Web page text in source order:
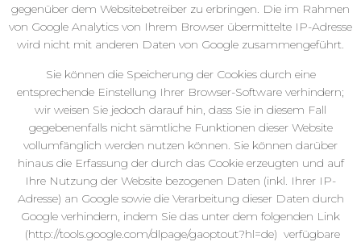
gegenüber dem Websitebetreiber zu erbringen. Die im Rahmen
von Google Analytics von Ihrem Browser übermittelte IP-Adresse
wird nicht mit anderen Daten von Google zusammengeführt.
Sie können die Speicherung der Cookies durch eine
entsprechende Einstellung Ihrer Browser-Software verhindern;
wir weisen Sie jedoch darauf hin, dass Sie in diesem Fall
gegebenenfalls nicht sämtliche Funktionen dieser Website
vollumfänglich werden nutzen können. Sie können darüber
hinaus die Erfassung der durch das Cookie erzeugten und auf
Ihre Nutzung der Website bezogenen Daten (inkl. Ihrer IP-
Adresse) an Google sowie die Verarbeitung dieser Daten durch
Google verhindern, indem Sie das unter dem folgenden Link
(http://tools.google.com/dlpage/gaoptout?hl=de) verfügbare